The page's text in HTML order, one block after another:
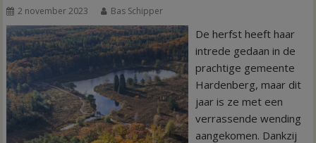
2 november 2023 Bas Schipper
De herfst heeft haar
intrede gedaan in de
prachtige gemeente
Hardenberg, maar dit
jaar is ze met een
verrassende wending
aangekomen. Dankzij